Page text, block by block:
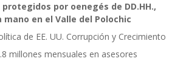
por oenegés de DD.HH.,
mano en el Valle del Polochic
de EE. UU. Corrupción y Crecimiento
millones mensuales en asesores